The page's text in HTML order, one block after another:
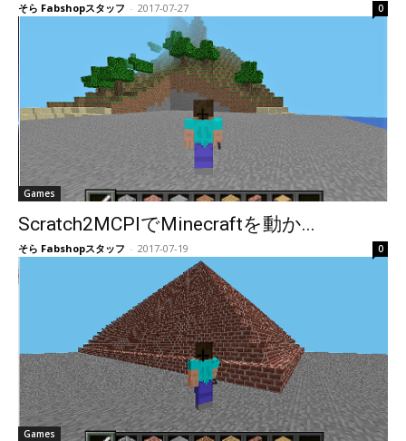
そら Fabshopスタッフ - 2017-07-27 0
Games
Scratch2MCPIでMinecraftを動か...
そら Fabshopスタッフ - 2017-07-19 0
Games